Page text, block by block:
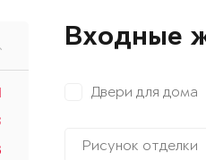
Входные
Двери для дома
Рисунок отделки